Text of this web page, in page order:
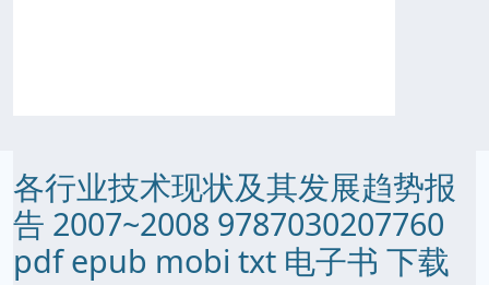
各行业技术现状及其发展趋势报
告 2007~2008 9787030207760
pdf epub mobi txt 电子书 下载